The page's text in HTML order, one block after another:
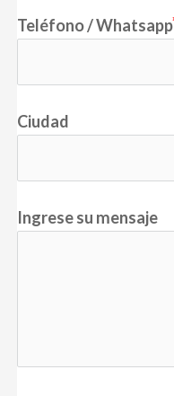
Teléfono / Whatsapp
Ciudad
Ingrese su mensaje